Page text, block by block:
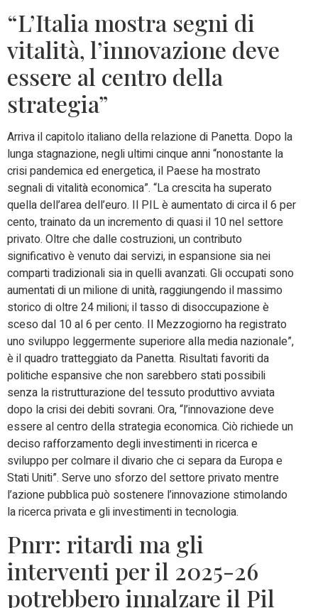
“L’Italia mostra segni di
vitalità, l’innovazione deve
essere al centro della
strategia”
Arriva il capitolo italiano della relazione di Panetta. Dopo la
lunga stagnazione, negli ultimi cinque anni “nonostante la
crisi pandemica ed energetica, il Paese ha mostrato
segnali di vitalità economica”. “La crescita ha superato
quella dell’area dell’euro. Il PIL è aumentato di circa il 6 per
cento, trainato da un incremento di quasi il 10 nel settore
privato. Oltre che dalle costruzioni, un contributo
significativo è venuto dai servizi, in espansione sia nei
comparti tradizionali sia in quelli avanzati. Gli occupati sono
aumentati di un milione di unità, raggiungendo il massimo
storico di oltre 24 milioni; il tasso di disoccupazione è
sceso dal 10 al 6 per cento. Il Mezzogiorno ha registrato
uno sviluppo leggermente superiore alla media nazionale”,
è il quadro tratteggiato da Panetta. Risultati favoriti da
politiche espansive che non sarebbero stati possibili
senza la ristrutturazione del tessuto produttivo avviata
dopo la crisi dei debiti sovrani. Ora, “l’innovazione deve
essere al centro della strategia economica. Ciò richiede un
deciso rafforzamento degli investimenti in ricerca e
sviluppo per colmare il divario che ci separa da Europa e
Stati Uniti”. Serve uno sforzo del settore privato mentre
l’azione pubblica può sostenere l’innovazione stimolando
la ricerca privata e gli investimenti in tecnologia.
Pnrr: ritardi ma gli
interventi per il 2025-26
potrebbero innalzare il Pil